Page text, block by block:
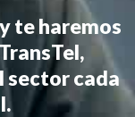
te haremos
sector cada